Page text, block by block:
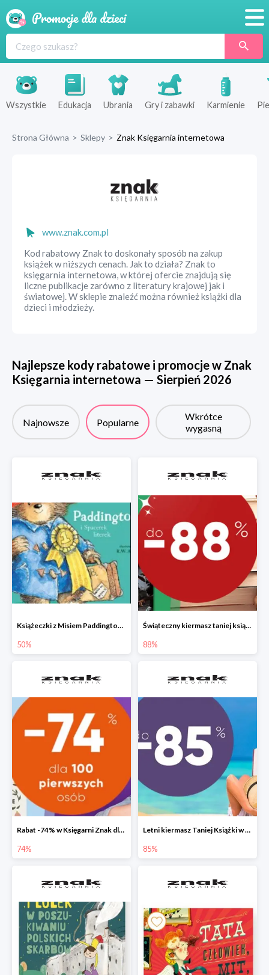
Produkty
Sklepy
Wszystkie Edukacja Ubrania Gry i zabawki Karmienie
Strona Główna > Sklepy > Znak Księgarnia internetowa
www.znak.com.pl
Kod rabatowy Znak to doskonały sposób na zakup
książek w niższych cenach. Jak to działa? Znak to
księgarnia internetowa, w której ofercie znajdują się
liczne publikacje zarówno z literatury krajowej jak i
światowej. W sklepie znaleźć można również książki dla
dzieci i młodzieży.
Najlepsze kody rabatowe i promocje w Znak
Księgarnia internetowa — Sierpień 2026
Najnowsze Popularne
Wkrótce
wygasną
Książeczki z Misiem Paddingtonem do -50%
50%
Świąteczny kiermasz taniej książki
88%
Rabat -74% w Księgarni Znak dla 100 pierwszych osób!
74%
Letni kiermasz Taniej Książki w Ksiegarni Znak do -85%!
85%